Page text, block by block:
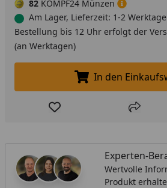
82 KÖMPF24 Münzen
Am Lager, Lieferzeit: 1-2
Bestellung bis 12 Uhr erfolgt der
(an Werktagen)
In den
In den
Produkt zur Teilen
Experten-
Wertvolle
Produkt